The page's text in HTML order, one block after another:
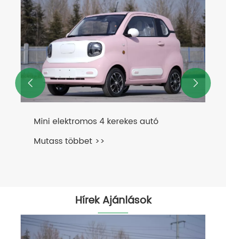
Mini elektromos 4 kerekes autó
Mutass többet >>
 
Hírek Ajánlások